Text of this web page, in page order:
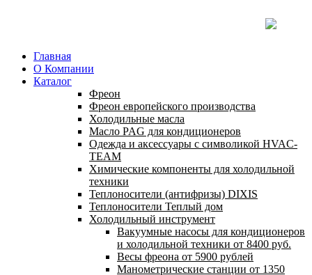
Главная
О Компании
Каталог
Фреон
Фреон европейского производства
Холодильные масла
Масло PAG для кондиционеров
Одежда и аксессуары с символикой HVAC-
TEAM
Химические компоненты для холодильной
техники
Теплоносители (антифризы) DIXIS
Теплоносители Теплый дом
Холодильный инструмент
Вакуумные насосы для кондиционеров
и холодильной техники от 8400 руб.
Весы фреона от 5900 рублей
Манометрические станции от 1350